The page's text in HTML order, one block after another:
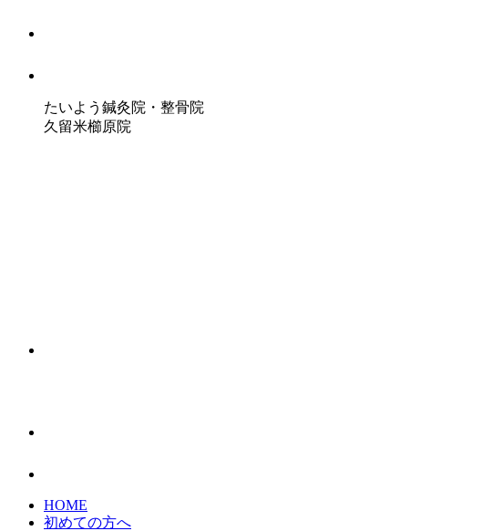
たいよう鍼灸院・整骨院
久留米櫛原院
HOME
初めての方へ